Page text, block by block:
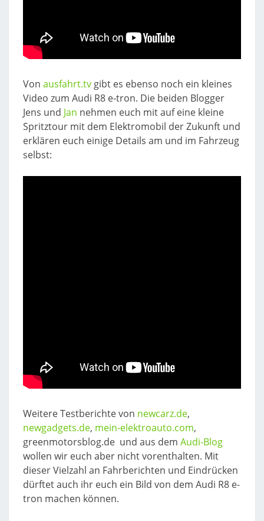
Von ausfahrt.tv gibt es ebenso noch ein kleines
Video zum Audi R8 e-tron. Die beiden Blogger
Jens und Jan nehmen euch mit auf eine kleine
Spritztour mit dem Elektromobil der Zukunft und
erklären euch einige Details am und im Fahrzeug
selbst:
Weitere Testberichte von newcarz.de,
newgadgets.de, mein-elektroauto.com,
greenmotorsblog.de und aus dem Audi-Blog
wollen wir euch aber nicht vorenthalten. Mit
dieser Vielzahl an Fahrberichten und Eindrücken
dürftet auch ihr euch ein Bild von dem Audi R8 e-
tron machen können.